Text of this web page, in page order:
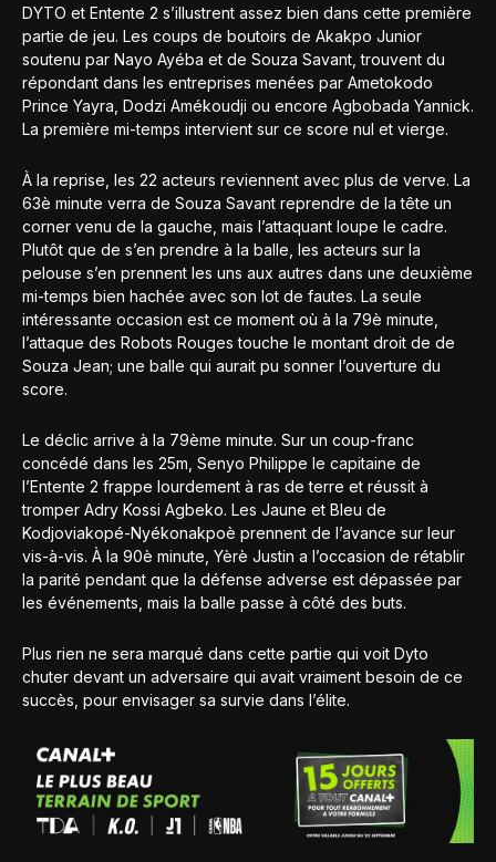
DYTO et Entente 2 s’illustrent assez bien dans cette première
partie de jeu. Les coups de boutoirs de Akakpo Junior
soutenu par Nayo Ayéba et de Souza Savant, trouvent du
répondant dans les entreprises menées par Ametokodo
Prince Yayra, Dodzi Amékoudji ou encore Agbobada Yannick.
La première mi-temps intervient sur ce score nul et vierge.
À la reprise, les 22 acteurs reviennent avec plus de verve. La
63è minute verra de Souza Savant reprendre de la tête un
corner venu de la gauche, mais l’attaquant loupe le cadre.
Plutôt que de s’en prendre à la balle, les acteurs sur la
pelouse s’en prennent les uns aux autres dans une deuxième
mi-temps bien hachée avec son lot de fautes. La seule
intéressante occasion est ce moment où à la 79è minute,
l’attaque des Robots Rouges touche le montant droit de de
Souza Jean; une balle qui aurait pu sonner l’ouverture du
score.
Le déclic arrive à la 79ème minute. Sur un coup-franc
concédé dans les 25m, Senyo Philippe le capitaine de
l’Entente 2 frappe lourdement à ras de terre et réussit à
tromper Adry Kossi Agbeko. Les Jaune et Bleu de
Kodjoviakopé-Nyékonakpoè prennent de l’avance sur leur
vis-à-vis. À la 90è minute, Yèrè Justin a l’occasion de rétablir
la parité pendant que la défense adverse est dépassée par
les événements, mais la balle passe à côté des buts.
Plus rien ne sera marqué dans cette partie qui voit Dyto
chuter devant un adversaire qui avait vraiment besoin de ce
succès, pour envisager sa survie dans l’élite.